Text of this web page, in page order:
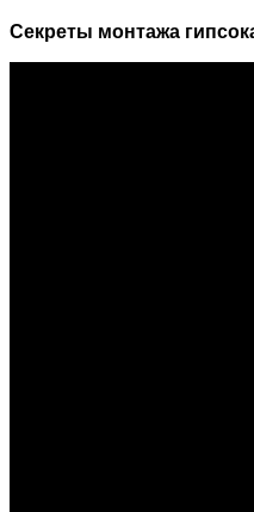
Секреты монтажа